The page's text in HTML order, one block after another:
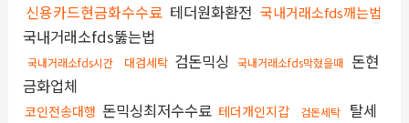
신용카드현금화수수료 테더원화환전 국내거래소fds깨는법
국내거래소fds뚫는법
국내거래소fds시간 대검세탁 검돈믹싱 국내거래소fds막혔을때 돈현
금화업체
코인전송대행 돈믹싱최저수수료 테더개인지갑 검돈세탁
탈세